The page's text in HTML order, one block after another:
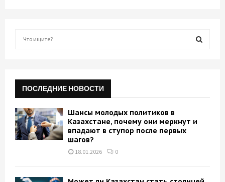
f
o
r
:
R
ПОСЛЕДНИЕ НОВОСТИ
Шансы молодых политиков в
Казахстане, почему они меркнут и
впадают в ступор после первых
шагов?
18.01.2026 0